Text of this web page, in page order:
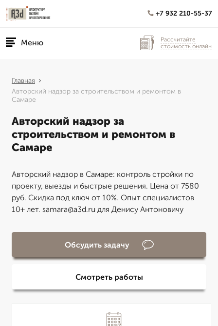
+7 932 210-55-37
Меню
Рассчитайте
стоимость онлайн
Главная
Авторский надзор за строительством и ремонтом в
Самаре
Авторский надзор за
строительством и ремонтом в
Самаре
Авторский надзор в Самаре: контроль стройки по
проекту, выезды и быстрые решения. Цена от 7580
руб. Скидка под ключ от 10%. Опыт специалистов
10+ лет. samara@a3d.ru для Денису Антоновичу
Обсудить задачу
Смотреть работы